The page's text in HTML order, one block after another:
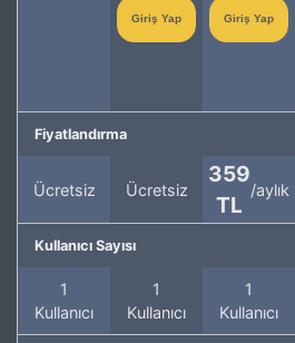
Giriş Yap Giriş Yap
Fiyatlandırma
Ücretsiz Ücretsiz
359
TL
/aylık
Kullanıcı Sayısı
1
Kullanıcı
1
Kullanıcı
1
Kullanıcı